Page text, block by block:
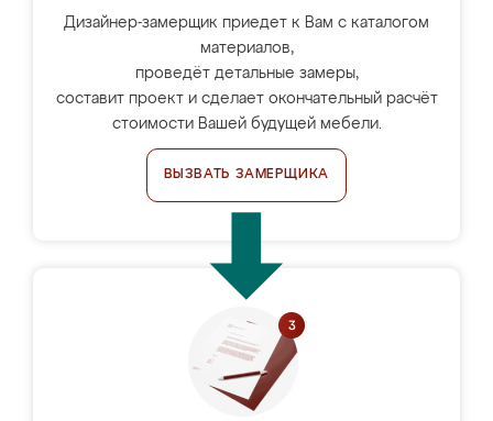
Дизайнер-замерщик приедет к Вам с каталогом
материалов,
проведёт детальные замеры,
составит проект и сделает окончательный расчёт
стоимости Вашей будущей мебели.
ВЫЗВАТЬ ЗАМЕРЩИКА